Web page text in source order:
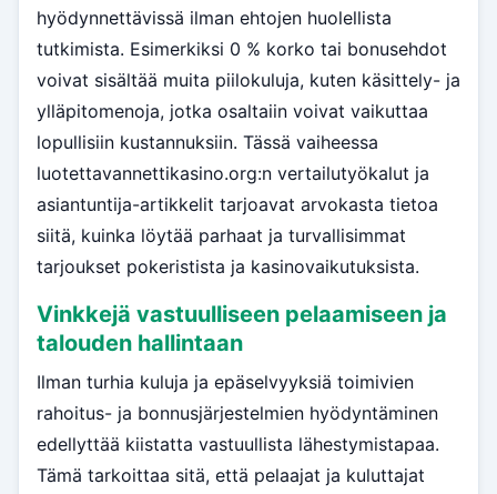
hyödynnettävissä ilman ehtojen huolellista
tutkimista. Esimerkiksi 0 % korko tai bonusehdot
voivat sisältää muita piilokuluja, kuten käsittely- ja
ylläpitomenoja, jotka osaltaiin voivat vaikuttaa
lopullisiin kustannuksiin. Tässä vaiheessa
luotettavannettikasino.org:n vertailutyökalut ja
asiantuntija-artikkelit tarjoavat arvokasta tietoa
siitä, kuinka löytää parhaat ja turvallisimmat
tarjoukset pokeristista ja kasinovaikutuksista.
Vinkkejä vastuulliseen pelaamiseen ja
talouden hallintaan
Ilman turhia kuluja ja epäselvyyksiä toimivien
rahoitus- ja bonnusjärjestelmien hyödyntäminen
edellyttää kiistatta vastuullista lähestymistapaa.
Tämä tarkoittaa sitä, että pelaajat ja kuluttajat